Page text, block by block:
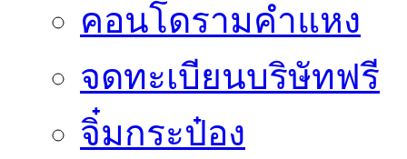
คอนโดรามคำแหง
จดทะเบียนบริษัทฟรี
จิ๋มกระป๋อง